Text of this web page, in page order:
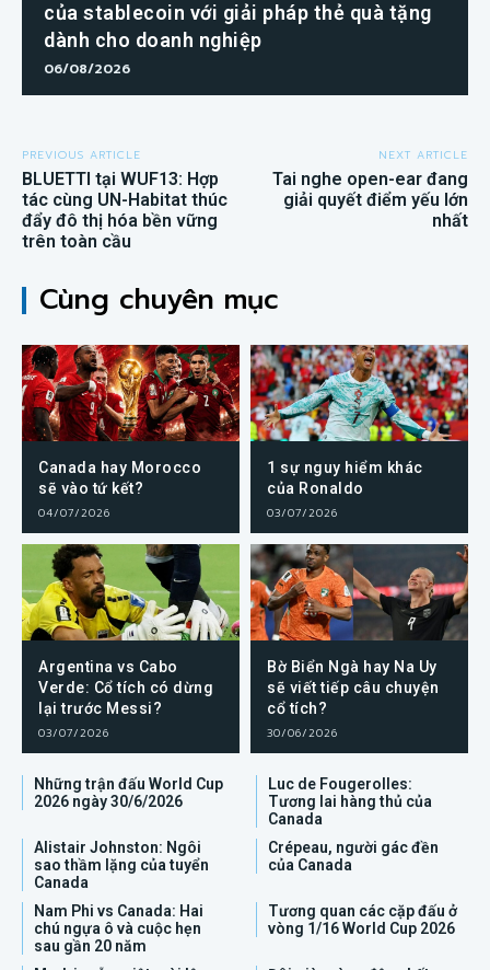
của stablecoin với giải pháp thẻ quà tặng
dành cho doanh nghiệp
06/08/2026
PREVIOUS ARTICLE
BLUETTI tại WUF13: Hợp
tác cùng UN-Habitat thúc
đẩy đô thị hóa bền vững
trên toàn cầu
NEXT ARTICLE
Tai nghe open-ear đang
giải quyết điểm yếu lớn
nhất
Cùng chuyên mục
Canada hay Morocco
sẽ vào tứ kết?
04/07/2026
1 sự nguy hiểm khác
của Ronaldo
03/07/2026
Argentina vs Cabo
Verde: Cổ tích có dừng
lại trước Messi?
03/07/2026
Bờ Biển Ngà hay Na Uy
sẽ viết tiếp câu chuyện
cổ tích?
30/06/2026
Những trận đấu World Cup
2026 ngày 30/6/2026
Luc de Fougerolles:
Tương lai hàng thủ của
Canada
Alistair Johnston: Ngôi
sao thầm lặng của tuyển
Canada
Crépeau, người gác đền
của Canada
Nam Phi vs Canada: Hai
chú ngựa ô và cuộc hẹn
sau gần 20 năm
Tương quan các cặp đấu ở
vòng 1/16 World Cup 2026